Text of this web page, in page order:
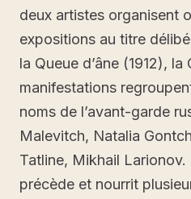
deux artistes organisent
expositions au titre
la Queue d’âne (1912),
manifestations
noms de l’avant-garde
Malevitch, Natalia
Tatline, Mikhail
précède et nourrit